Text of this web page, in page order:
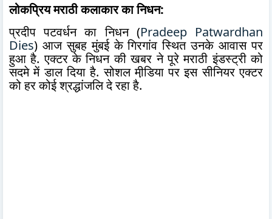
लोकप्रिय मराठी कलाकार का निधन:
प्रदीप पटवर्धन का निधन (Pradeep Patwardhan
Dies) आज सुबह मुंबई के गिरगांव स्थित उनके आवास पर
हुआ है. एक्टर के निधन की खबर ने पूरे मराठी इंडस्ट्री को
सदमे में डाल दिया है. सोशल मी़डिया पर इस सीनियर एक्टर
को हर कोई श्रद्धांजलि दे रहा है.